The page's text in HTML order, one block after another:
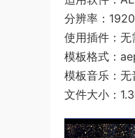
分辨率：
使用插件：无
模板格式：
模板音乐：
文件大小：